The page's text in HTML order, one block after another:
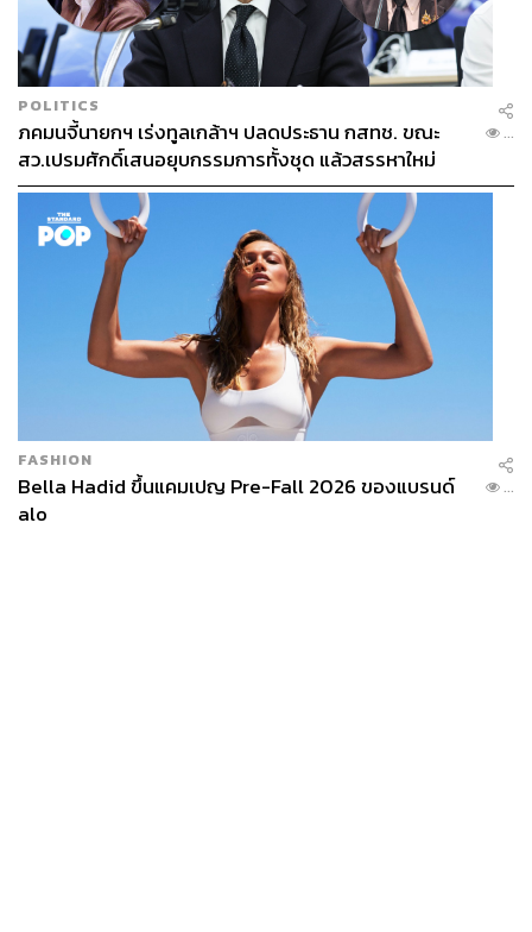
ation-cap-referendum-immigration.html
https://edition.cnn.com/2026/06/13/europe/switzerlan
d-population-cap-referendum-intl-cmd
https://cthi.taxjustice.net/
สามารถติดตาม THE STANDARD WEALTH
ผ่านแอปพลิเคชันต่างๆ ที่คุณสะดวกหรือใช้งานอยู่แล้วได้เลย
Donald Trump Switzerland ประชากร Brexit
POLITICS
ภคมนจี้นายกฯ เร่งทูลเกล้าฯ ปลดประธาน กสทช. ขณะ
สว.เปรมศักดิ์เสนอยุบกรรมการทั้งชุด แล้วสรรหาใหม่
...
FASHION
Bella Hadid ขึ้นแคมเปญ Pre-Fall 2026 ของแบรนด์
alo
...